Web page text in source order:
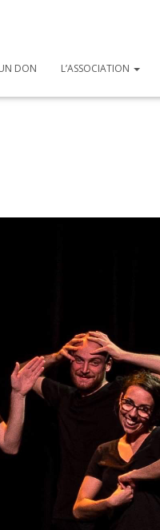
DON L’ASSOCIATION